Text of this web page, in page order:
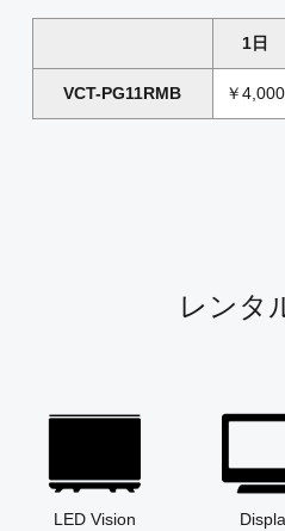
1日
VCT-PG11RMB ￥4,000
レンタ
LED Vision